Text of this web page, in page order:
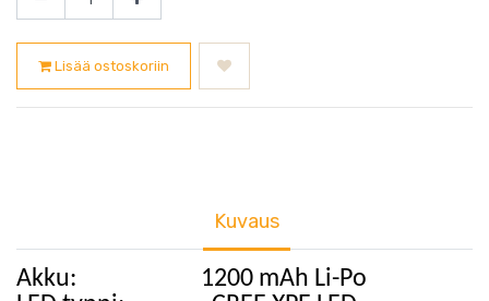
Lisää ostoskoriin
Kuvaus
Akku:
1200 mAh Li-Po